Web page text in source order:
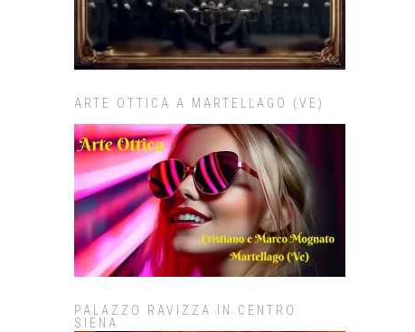
ARTE OTTICA A MARTELLAGO (VE)
PALAZZO RAVIZZA IN CENTRO
SIENA